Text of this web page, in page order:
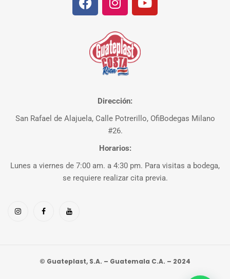
Dirección:
San Rafael de Alajuela, Calle Potrerillo, OfiBodegas Milano
#26.
Horarios:
Lunes a viernes de 7:00 am. a 4:30 pm. Para visitas a bodega,
se requiere realizar cita previa.
© Guateplast, S.A. – Guatemala C.A. – 2024